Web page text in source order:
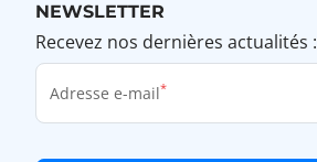
NEWSLETTER
Recevez nos dernières actualités :
Adresse e-mail